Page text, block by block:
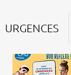
URGENCES